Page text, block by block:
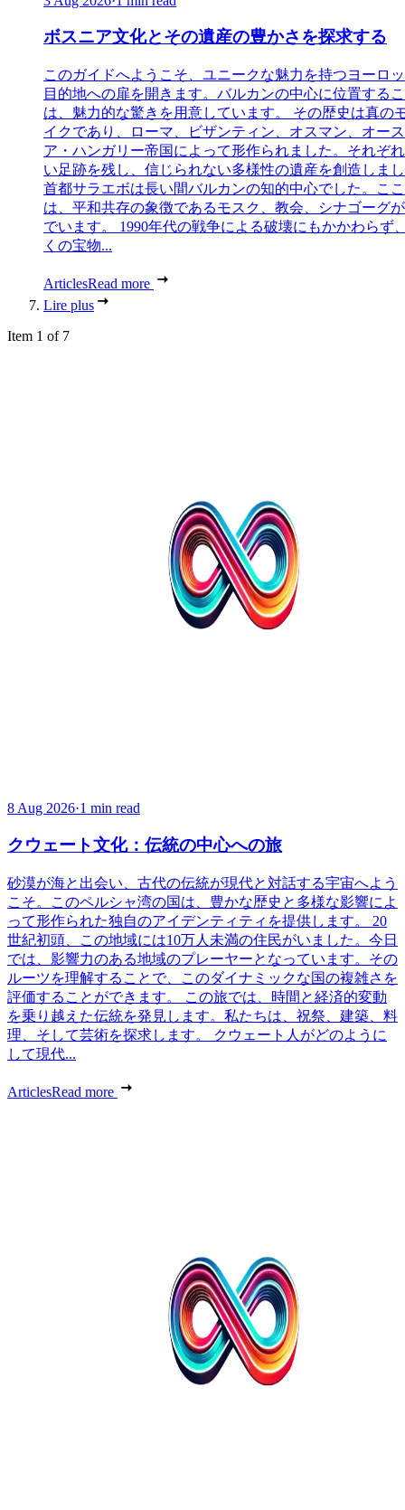
ボスニア文化とその遺産の豊かさを探求する
このガイドへようこそ、ユニークな魅力を持つヨーロ
目的地への扉を開きます。バルカンの中心に位置する
は、魅力的な驚きを用意しています。 その歴史は真の
イクであり、ローマ、ビザンティン、オスマン、オー
ア・ハンガリー帝国によって形作られました。それぞ
い足跡を残し、信じられない多様性の遺産を創造しま
首都サラエボは長い間バルカンの知的中心でした。こ
は、平和共存の象徴であるモスク、教会、シナゴーグ
でいます。 1990年代の戦争による破壊にもかかわらず
くの宝物...
ArticlesRead more
Lire plus
Item 1 of 7
8 Aug 2026·1 min read
クウェート文化：伝統の中心への旅
砂漠が海と出会い、古代の伝統が現代と対話する宇宙へよう
こそ。このペルシャ湾の国は、豊かな歴史と多様な影響によ
って形作られた独自のアイデンティティを提供します。 20
世紀初頭、この地域には10万人未満の住民がいました。今日
では、影響力のある地域のプレーヤーとなっています。その
ルーツを理解することで、このダイナミックな国の複雑さを
評価することができます。 この旅では、時間と経済的変動
を乗り越えた伝統を発見します。私たちは、祝祭、建築、料
理、そして芸術を探求します。 クウェート人がどのように
して現代...
ArticlesRead more